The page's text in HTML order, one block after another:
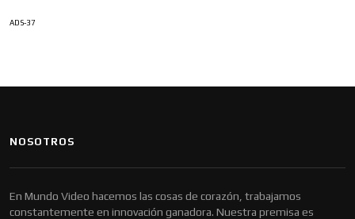
ADS-37
NOSOTROS
En Mundo Video hacemos las cosas de corazón, trabajamos
constantemente en innovación ganadora. Nuestra premisa es